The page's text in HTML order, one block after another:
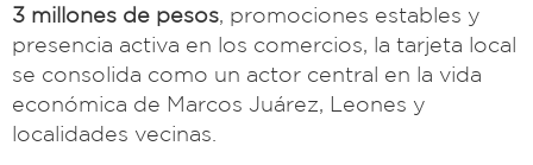
3 millones de pesos , promociones estables y
presencia activa en los comercios, la tarjeta local
se consolida como un actor central en la vida
económica de Marcos Juárez, Leones y
localidades vecinas.